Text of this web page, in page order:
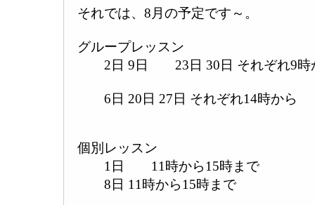
それでは、8月の予定です～。
グループレッスン
2日 9日 23日 30日 それぞれ9時
6日 20日 27日 それぞれ14時から
個別レッスン
1日 11時から15時まで
8日 11時から15時まで